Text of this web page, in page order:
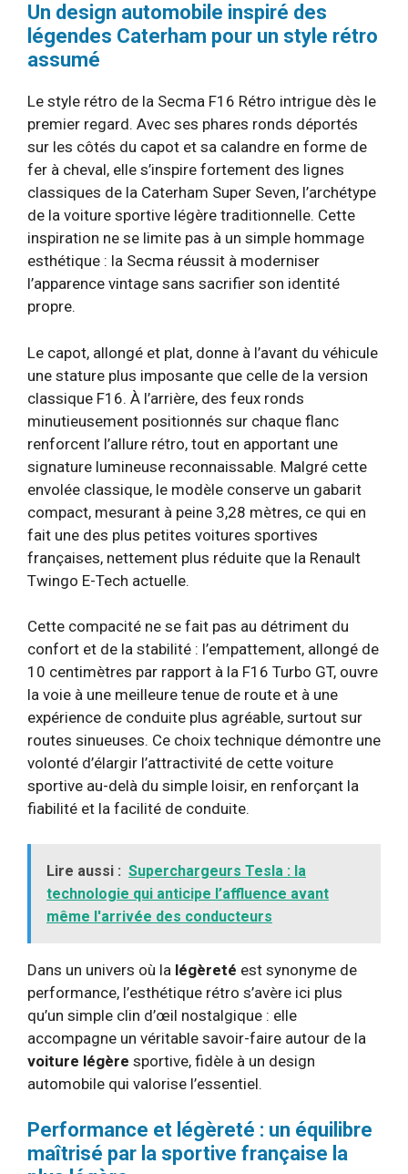
Un design automobile inspiré des
légendes Caterham pour un style rétro
assumé
Le style rétro de la Secma F16 Rétro intrigue dès le
premier regard. Avec ses phares ronds déportés
sur les côtés du capot et sa calandre en forme de
fer à cheval, elle s’inspire fortement des lignes
classiques de la Caterham Super Seven, l’archétype
de la voiture sportive légère traditionnelle. Cette
inspiration ne se limite pas à un simple hommage
esthétique : la Secma réussit à moderniser
l’apparence vintage sans sacrifier son identité
propre.
Le capot, allongé et plat, donne à l’avant du véhicule
une stature plus imposante que celle de la version
classique F16. À l’arrière, des feux ronds
minutieusement positionnés sur chaque flanc
renforcent l’allure rétro, tout en apportant une
signature lumineuse reconnaissable. Malgré cette
envolée classique, le modèle conserve un gabarit
compact, mesurant à peine 3,28 mètres, ce qui en
fait une des plus petites voitures sportives
françaises, nettement plus réduite que la Renault
Twingo E-Tech actuelle.
Cette compacité ne se fait pas au détriment du
confort et de la stabilité : l’empattement, allongé de
10 centimètres par rapport à la F16 Turbo GT, ouvre
la voie à une meilleure tenue de route et à une
expérience de conduite plus agréable, surtout sur
routes sinueuses. Ce choix technique démontre une
volonté d’élargir l’attractivité de cette voiture
sportive au-delà du simple loisir, en renforçant la
fiabilité et la facilité de conduite.
Lire aussi : Superchargeurs Tesla : la
technologie qui anticipe l’affluence avant
même l'arrivée des conducteurs
Dans un univers où la légèreté est synonyme de
performance, l’esthétique rétro s’avère ici plus
qu’un simple clin d’œil nostalgique : elle
accompagne un véritable savoir-faire autour de la
voiture légère sportive, fidèle à un design
automobile qui valorise l’essentiel.
Performance et légèreté : un équilibre
maîtrisé par la sportive française la